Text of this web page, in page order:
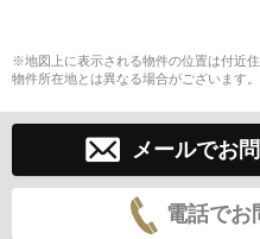
※地図上に表示される物件の位置は付近
物件所在地とは異なる場合がございます。
メールでお
電話でお